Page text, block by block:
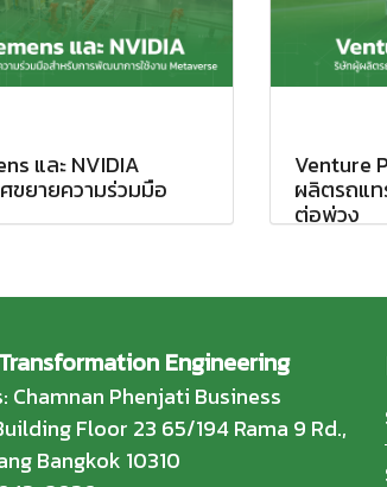
และ NVIDIA
ขยายความร่วมมือ
Venture
ผลิตรถแ
ต่อพ่วง
Engineering
Chamnan Phenjati Business
Floor 23 65/194 Rama 9 Rd.,
Bangkok 10310